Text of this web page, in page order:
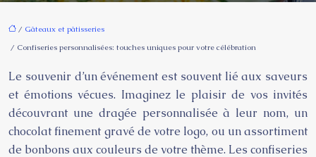
/ Gâteaux et pâtisseries
/ Confiseries personnalisées: touches uniques pour votre célébration
Le souvenir d’un événement est souvent lié aux saveurs
et émotions vécues. Imaginez le plaisir de vos invités
découvrant une dragée personnalisée à leur nom, un
chocolat finement gravé de votre logo, ou un assortiment
de bonbons aux couleurs de votre thème. Les confiseries